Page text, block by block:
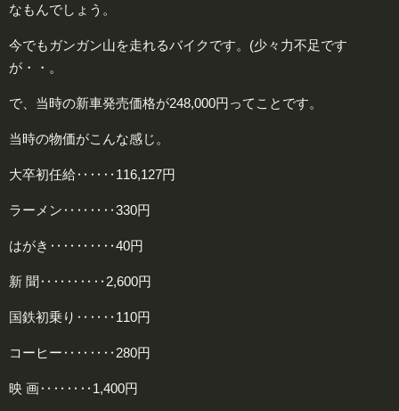
なもんでしょう。
今でもガンガン山を走れるバイクです。(少々力不足です
が・・。
で、当時の新車発売価格が248,000円ってことです。
当時の物価がこんな感じ。
大卒初任給‥‥‥116,127円
ラーメン‥‥‥‥330円
はがき‥‥‥‥‥40円
新 聞‥‥‥‥‥2,600円
国鉄初乗り‥‥‥110円
コーヒー‥‥‥‥280円
映 画‥‥‥‥1,400円